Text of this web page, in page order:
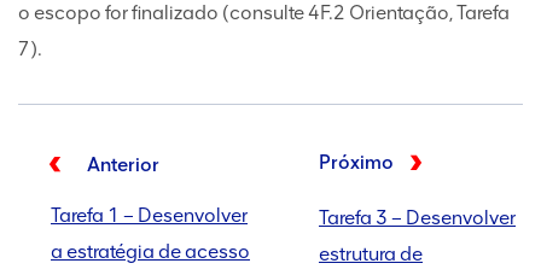
o escopo for finalizado (consulte 4F.2 Orientação, Tarefa
7).
Anterior
Tarefa 1 – Desenvolver
a estratégia de acesso
Próximo
Tarefa 3 – Desenvolver
estrutura de